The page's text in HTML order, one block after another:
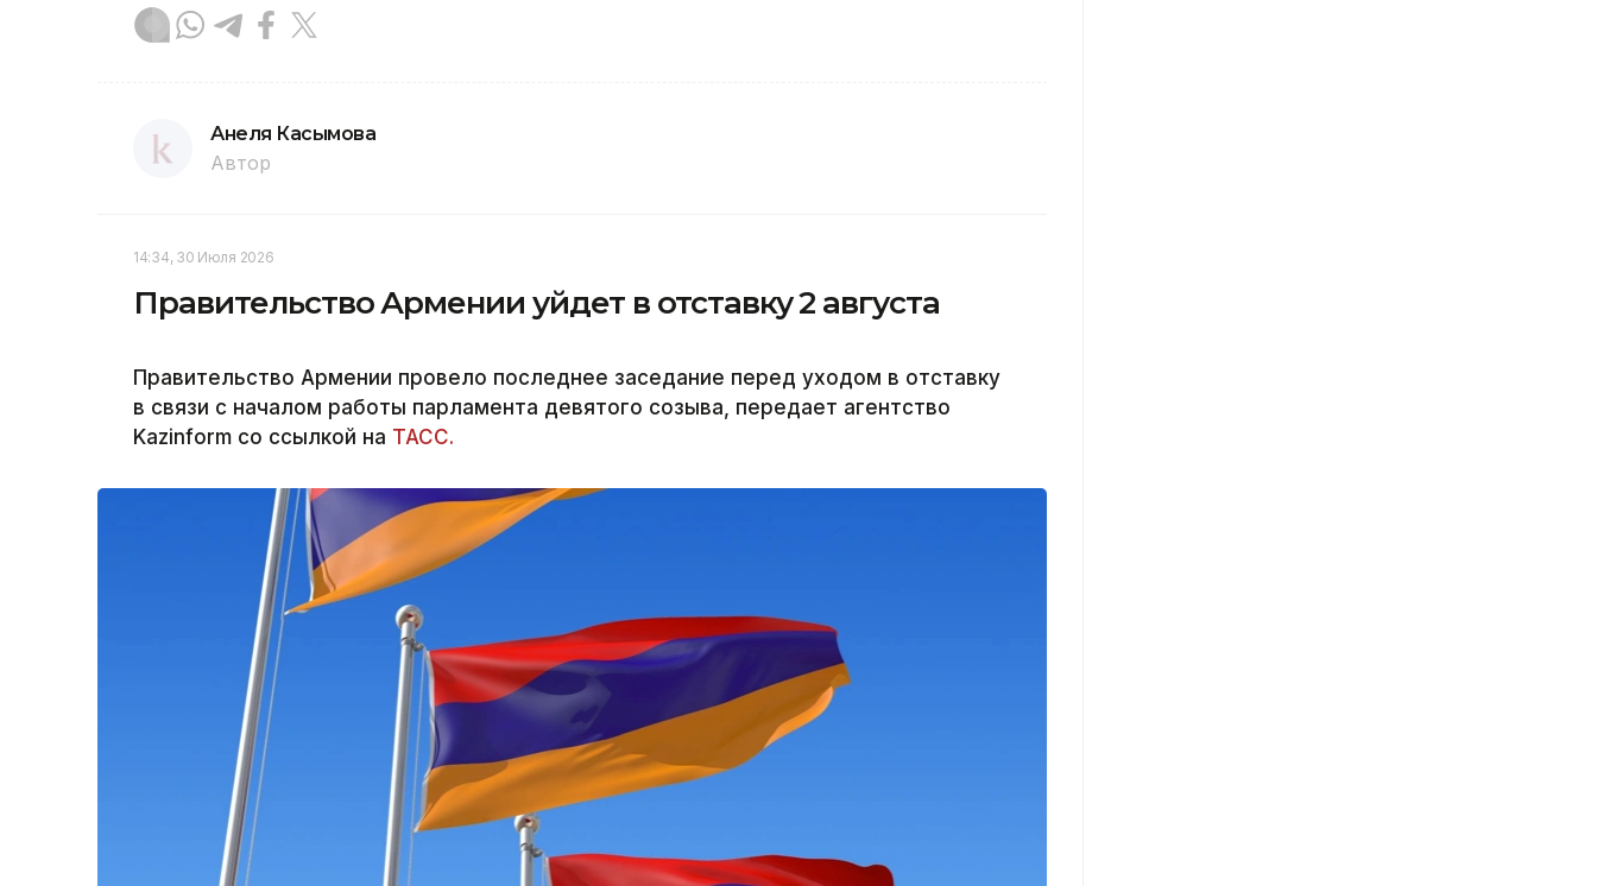
Анеля Касымова
Автор
14:34, 30 Июля 2026
Правительство Армении уйдет в отставку 2 августа
Правительство Армении провело последнее заседание перед уходом в отставку
в связи с началом работы парламента девятого созыва, передает агентство
Kazinform со ссылкой на ТАСС.